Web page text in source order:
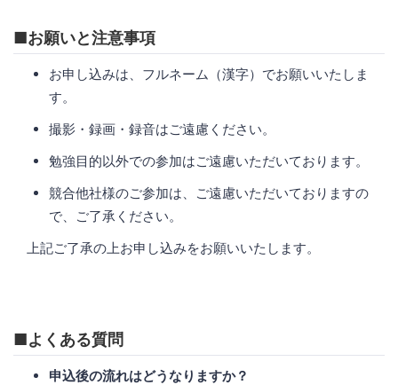
■お願いと注意事項
お申し込みは、フルネーム（漢字）でお願いいたしま
す。
撮影・録画・録音はご遠慮ください。
勉強目的以外での参加はご遠慮いただいております。
競合他社様のご参加は、ご遠慮いただいておりますの
で、ご了承ください。
上記ご了承の上お申し込みをお願いいたします。
■よくある質問
申込後の流れはどうなりますか？